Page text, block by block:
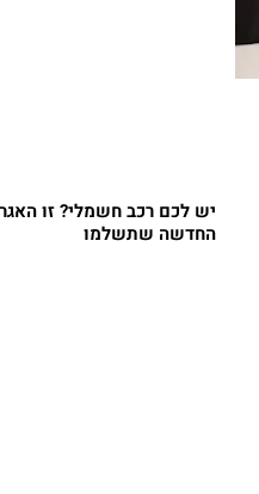
יש לכם רכב חשמלי? זו
החדשה שתשלמו